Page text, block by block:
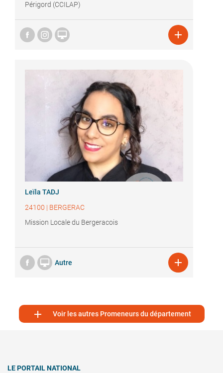
Périgord (CCILAP)
 
Leïla TADJ
24100 | BERGERAC
Mission Locale du Bergeracois
 Autre 
 Voir les autres Promeneurs du département
LE PORTAIL NATIONAL